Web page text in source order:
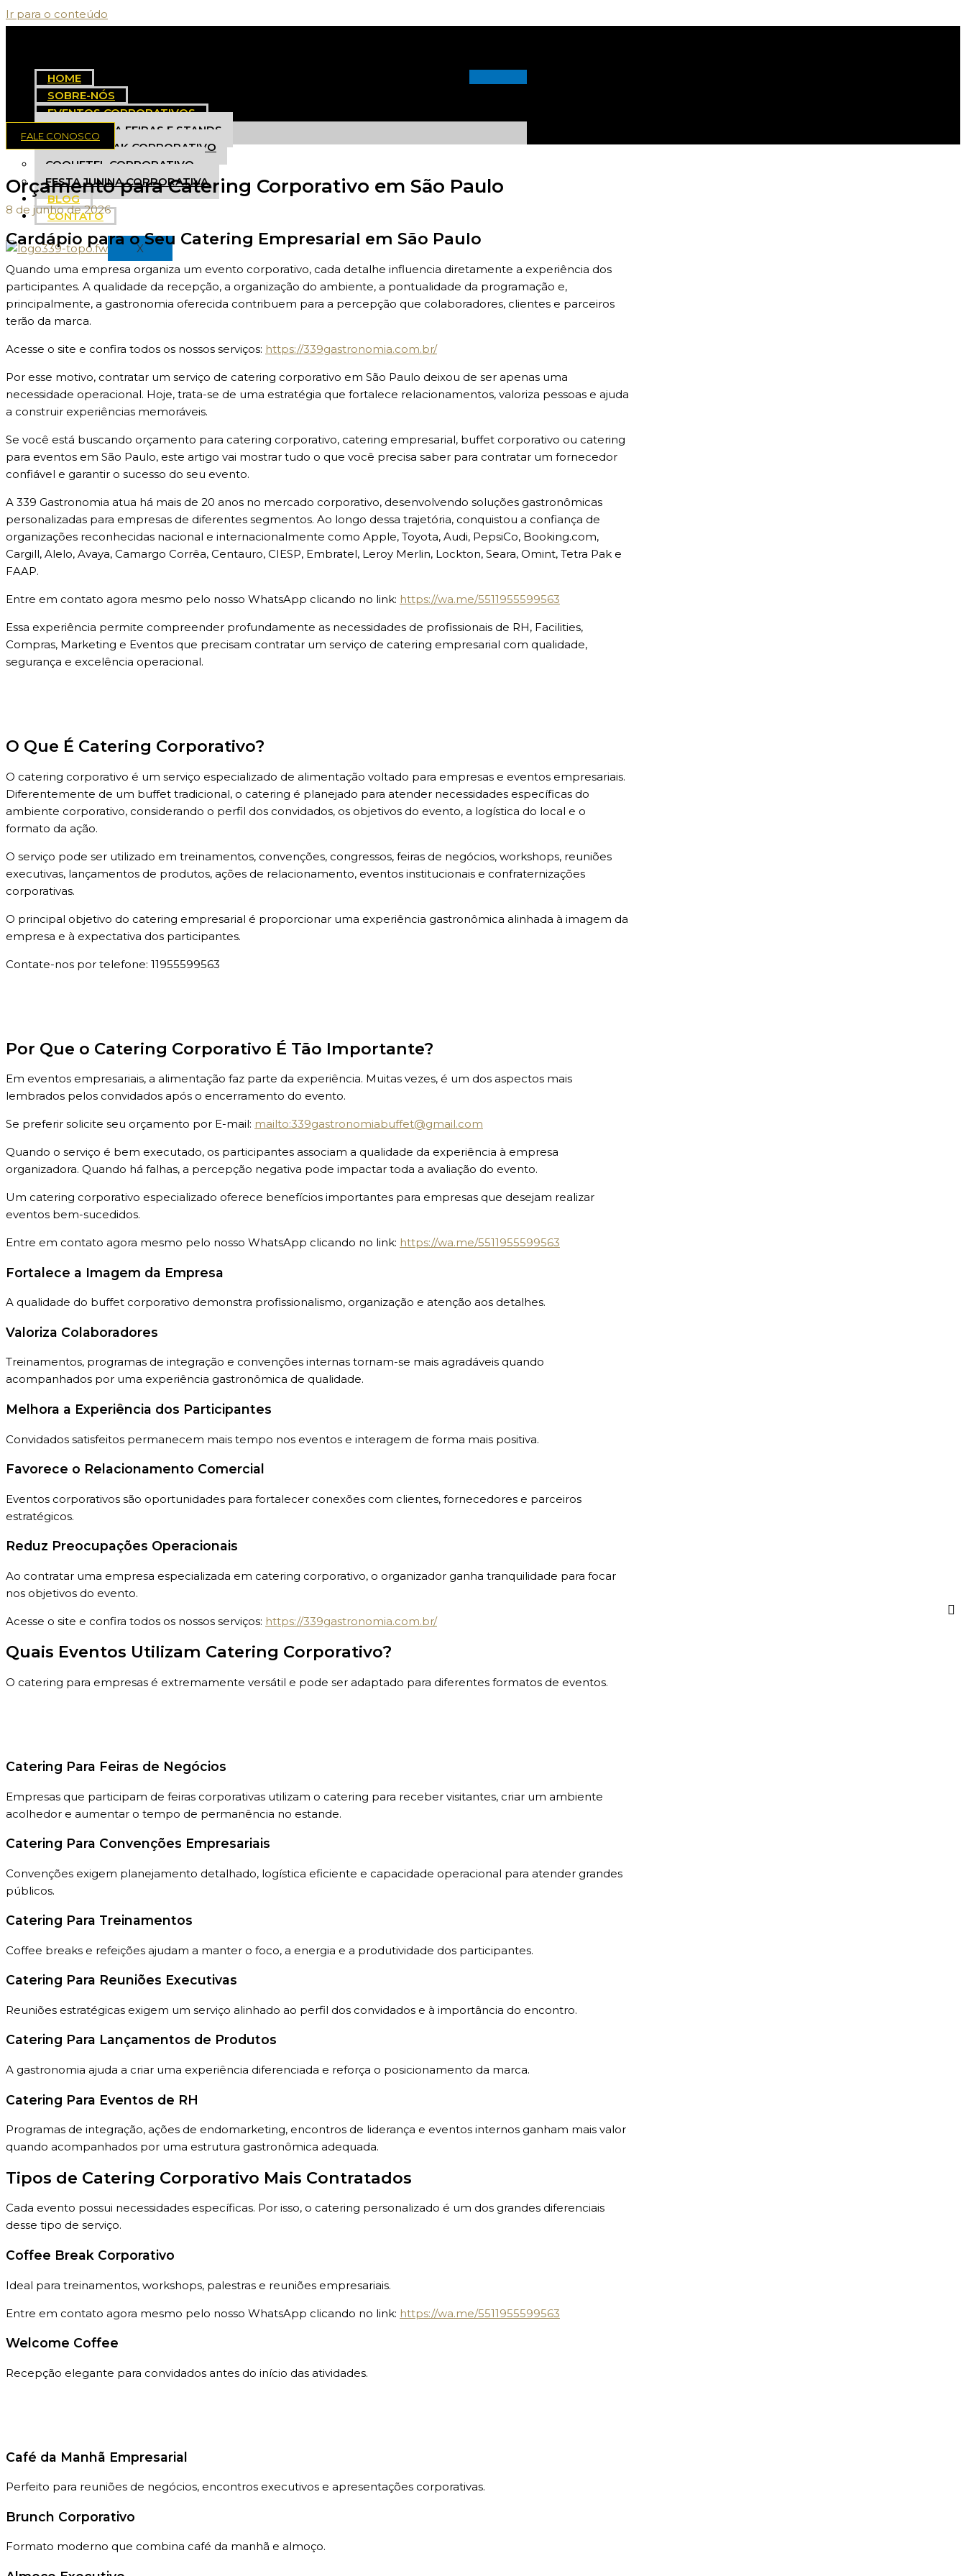
Ir para o conteúdo
HOME
SOBRE-NÓS
EVENTOS CORPORATIVOS
BUFFET PARA FEIRAS E STANDS
COFFEE BREAK CORPORATIVO
COQUETEL CORPORATIVO
FESTA JUNINA CORPORATIVA
BLOG
CONTATO
X
FALE CONOSCO
Orçamento para Catering Corporativo em São Paulo
8 de junho de 2026
Cardápio para o Seu Catering Empresarial em São Paulo
Quando uma empresa organiza um evento corporativo, cada detalhe influencia diretamente a experiência dos
participantes. A qualidade da recepção, a organização do ambiente, a pontualidade da programação e,
principalmente, a gastronomia oferecida contribuem para a percepção que colaboradores, clientes e parceiros
terão da marca.
Acesse o site e confira todos os nossos serviços: https://339gastronomia.com.br/
Por esse motivo, contratar um serviço de catering corporativo em São Paulo deixou de ser apenas uma
necessidade operacional. Hoje, trata-se de uma estratégia que fortalece relacionamentos, valoriza pessoas e ajuda
a construir experiências memoráveis.
Se você está buscando orçamento para catering corporativo, catering empresarial, buffet corporativo ou catering
para eventos em São Paulo, este artigo vai mostrar tudo o que você precisa saber para contratar um fornecedor
confiável e garantir o sucesso do seu evento.
A 339 Gastronomia atua há mais de 20 anos no mercado corporativo, desenvolvendo soluções gastronômicas
personalizadas para empresas de diferentes segmentos. Ao longo dessa trajetória, conquistou a confiança de
organizações reconhecidas nacional e internacionalmente como Apple, Toyota, Audi, PepsiCo, Booking.com,
Cargill, Alelo, Avaya, Camargo Corrêa, Centauro, CIESP, Embratel, Leroy Merlin, Lockton, Seara, Omint, Tetra Pak e
FAAP.
Entre em contato agora mesmo pelo nosso WhatsApp clicando no link: https://wa.me/5511955599563
Essa experiência permite compreender profundamente as necessidades de profissionais de RH, Facilities,
Compras, Marketing e Eventos que precisam contratar um serviço de catering empresarial com qualidade,
segurança e excelência operacional.
O Que É Catering Corporativo?
O catering corporativo é um serviço especializado de alimentação voltado para empresas e eventos empresariais.
Diferentemente de um buffet tradicional, o catering é planejado para atender necessidades específicas do
ambiente corporativo, considerando o perfil dos convidados, os objetivos do evento, a logística do local e o
formato da ação.
O serviço pode ser utilizado em treinamentos, convenções, congressos, feiras de negócios, workshops, reuniões
executivas, lançamentos de produtos, ações de relacionamento, eventos institucionais e confraternizações
corporativas.
O principal objetivo do catering empresarial é proporcionar uma experiência gastronômica alinhada à imagem da
empresa e à expectativa dos participantes.
Contate-nos por telefone: 11955599563
Por Que o Catering Corporativo É Tão Importante?
Em eventos empresariais, a alimentação faz parte da experiência. Muitas vezes, é um dos aspectos mais
lembrados pelos convidados após o encerramento do evento.
Se preferir solicite seu orçamento por E-mail: mailto:339gastronomiabuffet@gmail.com
Quando o serviço é bem executado, os participantes associam a qualidade da experiência à empresa
organizadora. Quando há falhas, a percepção negativa pode impactar toda a avaliação do evento.
Um catering corporativo especializado oferece benefícios importantes para empresas que desejam realizar
eventos bem-sucedidos.
Entre em contato agora mesmo pelo nosso WhatsApp clicando no link: https://wa.me/5511955599563
Fortalece a Imagem da Empresa
A qualidade do buffet corporativo demonstra profissionalismo, organização e atenção aos detalhes.
Valoriza Colaboradores
Treinamentos, programas de integração e convenções internas tornam-se mais agradáveis quando
acompanhados por uma experiência gastronômica de qualidade.
Melhora a Experiência dos Participantes
Convidados satisfeitos permanecem mais tempo nos eventos e interagem de forma mais positiva.
Favorece o Relacionamento Comercial
Eventos corporativos são oportunidades para fortalecer conexões com clientes, fornecedores e parceiros
estratégicos.
Reduz Preocupações Operacionais
Ao contratar uma empresa especializada em catering corporativo, o organizador ganha tranquilidade para focar
nos objetivos do evento.
Acesse o site e confira todos os nossos serviços: https://339gastronomia.com.br/
Quais Eventos Utilizam Catering Corporativo?
O catering para empresas é extremamente versátil e pode ser adaptado para diferentes formatos de eventos.
Catering Para Feiras de Negócios
Empresas que participam de feiras corporativas utilizam o catering para receber visitantes, criar um ambiente
acolhedor e aumentar o tempo de permanência no estande.
Catering Para Convenções Empresariais
Convenções exigem planejamento detalhado, logística eficiente e capacidade operacional para atender grandes
públicos.
Catering Para Treinamentos
Coffee breaks e refeições ajudam a manter o foco, a energia e a produtividade dos participantes.
Catering Para Reuniões Executivas
Reuniões estratégicas exigem um serviço alinhado ao perfil dos convidados e à importância do encontro.
Catering Para Lançamentos de Produtos
A gastronomia ajuda a criar uma experiência diferenciada e reforça o posicionamento da marca.
Catering Para Eventos de RH
Programas de integração, ações de endomarketing, encontros de liderança e eventos internos ganham mais valor
quando acompanhados por uma estrutura gastronômica adequada.
Tipos de Catering Corporativo Mais Contratados
Cada evento possui necessidades específicas. Por isso, o catering personalizado é um dos grandes diferenciais
desse tipo de serviço.
Coffee Break Corporativo
Ideal para treinamentos, workshops, palestras e reuniões empresariais.
Entre em contato agora mesmo pelo nosso WhatsApp clicando no link: https://wa.me/5511955599563
Welcome Coffee
Recepção elegante para convidados antes do início das atividades.
Café da Manhã Empresarial
Perfeito para reuniões de negócios, encontros executivos e apresentações corporativas.
Brunch Corporativo
Formato moderno que combina café da manhã e almoço.